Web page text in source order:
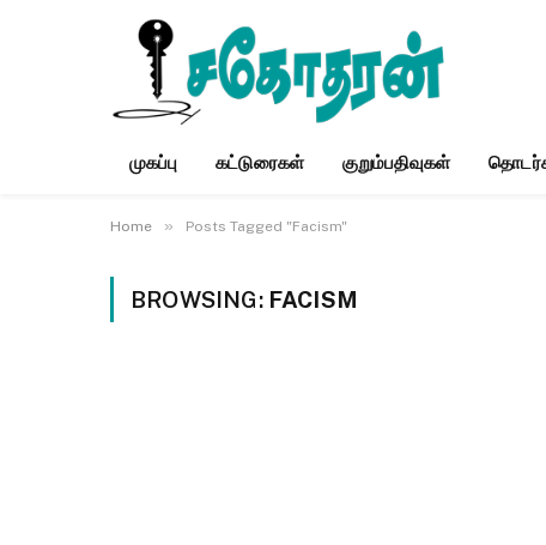
முகப்பு கட்டுரைகள் குறும்பதிவுகள்
Home » Posts Tagged "Facism"
BROWSING: FACISM